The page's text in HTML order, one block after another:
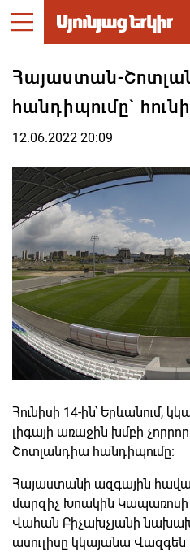
Հայաստան-
հանդիպումը`
12.06.2022 20:09
Հունիսի 14-ին՝ Երևանում,
լիգայի առաջին խմբի
Շոտլանդիա հանդիպումը։
Հայաստանի ազգային
մարզիչ Խոակին
Վահան Բիչախչյանի
ասուլիսը կկայանա